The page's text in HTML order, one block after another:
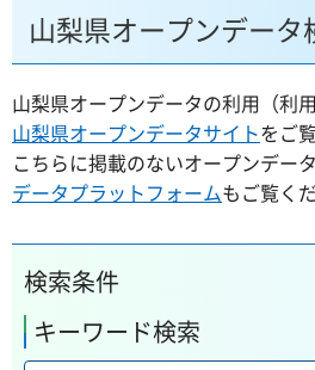
山梨県オープンデータ
山梨県オープンデータの利用（利
山梨県オープンデータサイトをご
こちらに掲載のないオープンデー
データプラットフォームもご覧く
検索条件
キーワード検索